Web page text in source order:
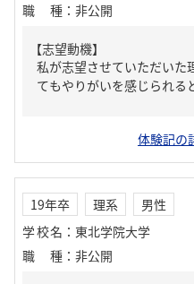
職種 ： 非公開
【志望動機】
私が志望させていただいた
てもやりがいを感じられる
体験記の
19年卒 理系
男性
学校名 ： 東北学院大学
職種 ： 非公開